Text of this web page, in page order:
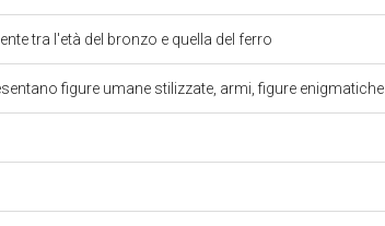
tra l'età del bronzo e quella del ferro
figure umane stilizzate, armi, figure enigmatiche